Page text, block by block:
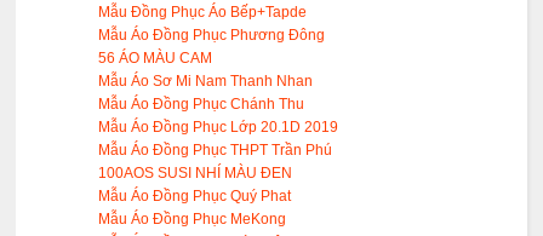
Mẫu Đồng Phục Áo Bếp+Tapde
Mẫu Áo Đồng Phục Phương Đông
56 ÁO MÀU CAM
Mẫu Áo Sơ Mi Nam Thanh Nhan
Mẫu Áo Đồng Phục Chánh Thu
Mẫu Áo Đồng Phục Lớp 20.1D 2019
Mẫu Áo Đồng Phục THPT Trần Phú
100AOS SUSI NHÍ MÀU ĐEN
Mẫu Áo Đồng Phục Quý Phat
Mẫu Áo Đồng Phục MeKong